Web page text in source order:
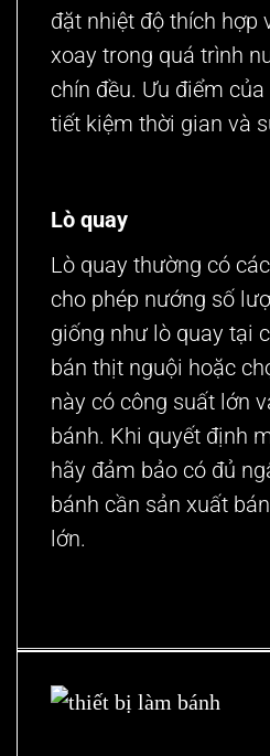
đặt nhiệt độ thích hợp
xoay trong quá trình
chín đều. Ưu điểm
tiết kiệm thời gian và
Lò quay
Lò quay thường có
cho phép nướng số
giống như lò quay tại
bán thịt nguội hoặc
này có công suất lớn
bánh. Khi quyết định
hãy đảm bảo có đủ
bánh cần sản xuất
lớn.